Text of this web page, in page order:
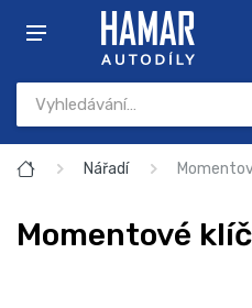
Nářadí
Momentové